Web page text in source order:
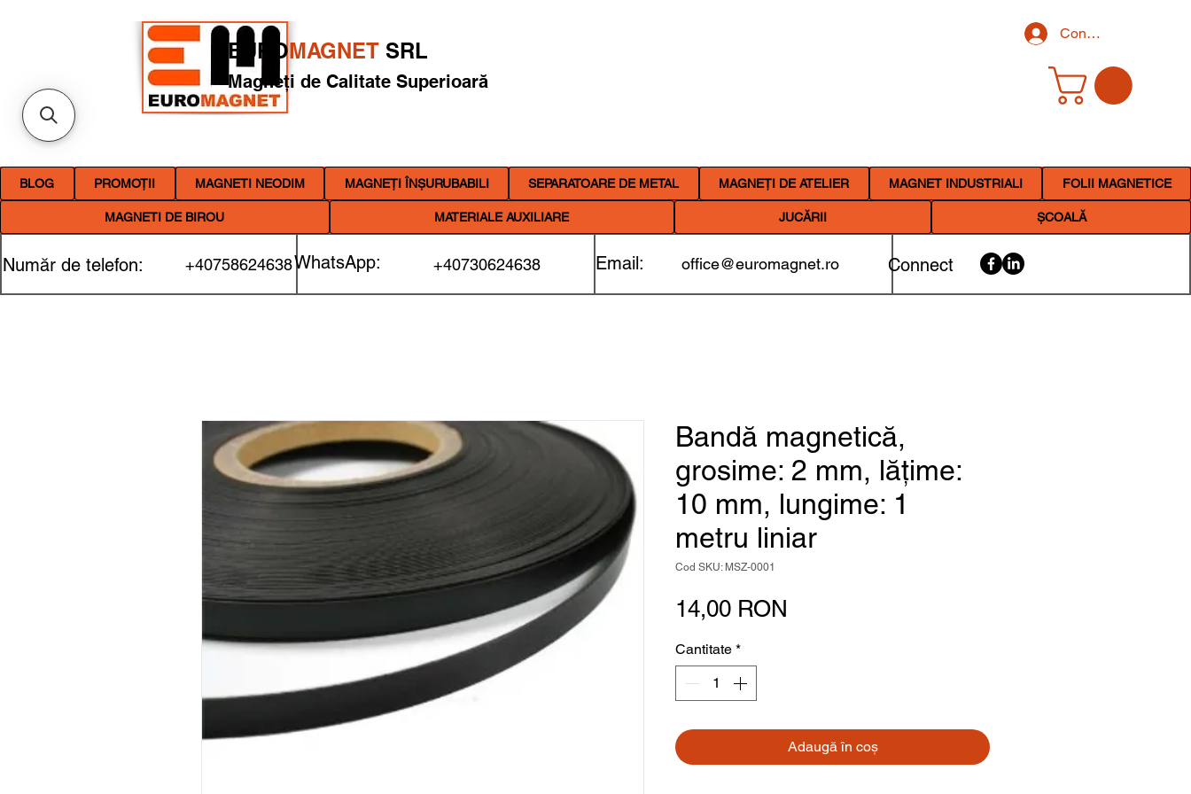
Conectează-te
EUROMAGNET SRL
Magneți de Calitate Superioară
BLOG PROMOȚII MAGNETI NEODIM MAGNEȚI ÎNȘURUBABILI SEPARATOARE DE METAL MAGNEȚI DE ATELIER MAGNET INDUSTRIALI FOLII MAGNETICE
MAGNETI DE BIROU MATERIALE AUXILIARE JUCĂRII ȘCOALĂ
Număr de telefon: +40758624638WhatsApp: +40730624638 Email: office@euromagnet.ro Connect
Bandă magnetică,
grosime: 2 mm, lățime:
10 mm, lungime: 1
metru liniar
Cod SKU: MSZ-0001
14,00 RON
Cantitate *
Adaugă în coș